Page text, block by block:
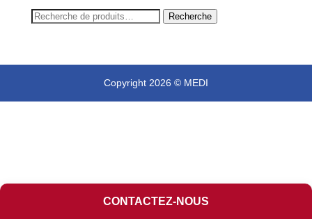
Recherche
Recherche
Copyright 2026 © MEDI
CONTACTEZ-NOUS